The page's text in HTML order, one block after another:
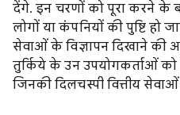
देंगे. इन चरणों को पूरा करने के
लोगों या कंपनियों की पुष्टि हो
सेवाओं के विज्ञापन दिखाने की
तुर्किये के उन उपयोगकर्ताओं को
जिनकी दिलचस्पी वित्तीय